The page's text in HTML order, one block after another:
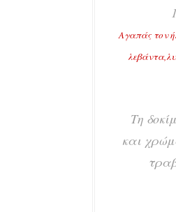
Αγαπάς τον
Τη
και